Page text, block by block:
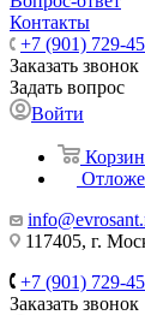
Контакты
+7 (901) 729-
Заказать звонок
Задать вопрос
Войти
117405, г.
+7 (901) 729-
Заказать звонок